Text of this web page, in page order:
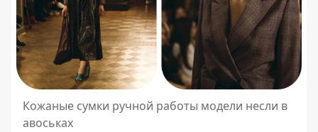
Кожаные сумки ручной работы модели несли в
авоськах